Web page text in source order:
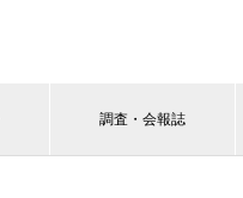
調査・会報誌